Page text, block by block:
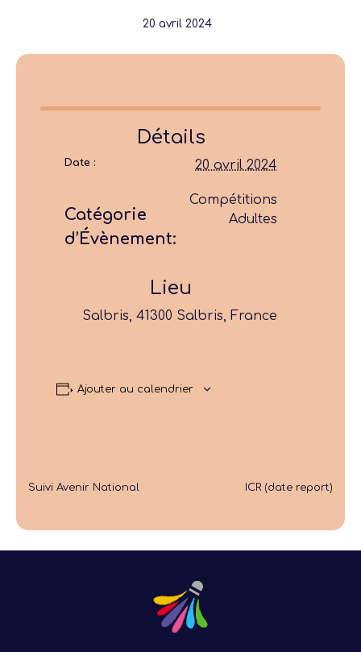
20 avril 2024
Détails
Date : 20 avril 2024
Catégorie
d’Évènement:
Compétitions
Adultes
Lieu
Salbris, 41300 Salbris, France
Ajouter au calendrier
Suivi Avenir National ICR (date report)